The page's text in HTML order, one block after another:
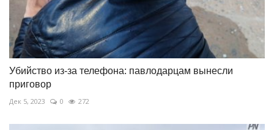
Убийство из-за телефона: павлодарцам вынесли
приговор
Дек 5, 2023 0 272